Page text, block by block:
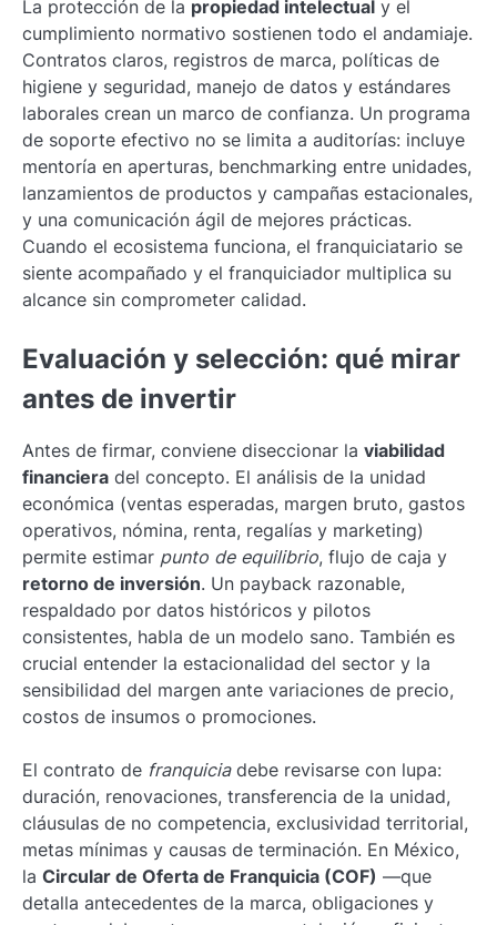
La protección de la propiedad intelectual y el
cumplimiento normativo sostienen todo el andamiaje.
Contratos claros, registros de marca, políticas de
higiene y seguridad, manejo de datos y estándares
laborales crean un marco de confianza. Un programa
de soporte efectivo no se limita a auditorías: incluye
mentoría en aperturas, benchmarking entre unidades,
lanzamientos de productos y campañas estacionales,
y una comunicación ágil de mejores prácticas.
Cuando el ecosistema funciona, el franquiciatario se
siente acompañado y el franquiciador multiplica su
alcance sin comprometer calidad.
Evaluación y selección: qué mirar
antes de invertir
Antes de firmar, conviene diseccionar la viabilidad
financiera del concepto. El análisis de la unidad
económica (ventas esperadas, margen bruto, gastos
operativos, nómina, renta, regalías y marketing)
permite estimar punto de equilibrio, flujo de caja y
retorno de inversión. Un payback razonable,
respaldado por datos históricos y pilotos
consistentes, habla de un modelo sano. También es
crucial entender la estacionalidad del sector y la
sensibilidad del margen ante variaciones de precio,
costos de insumos o promociones.
El contrato de franquiciadebe revisarse con lupa:
duración, renovaciones, transferencia de la unidad,
cláusulas de no competencia, exclusividad territorial,
metas mínimas y causas de terminación. En México,
la Circular de Oferta de Franquicia (COF) —que
detalla antecedentes de la marca, obligaciones y